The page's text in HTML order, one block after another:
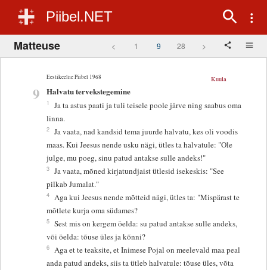
Piibel.NET
Matteuse < 1 9 28 >
Eestikeelne Piibel 1968
9
Kuula
Halvatu tervekstegemine
1
Ja ta astus paati ja tuli teisele poole järve ning saabus oma
linna.
2 Ja vaata, nad kandsid tema juurde halvatu, kes oli voodis
maas. Kui Jeesus nende usku nägi, ütles ta halvatule: "Ole
julge, mu poeg, sinu patud antakse sulle andeks!"
3 Ja vaata, mõned kirjatundjaist ütlesid isekeskis: "See
pilkab Jumalat."
4 Aga kui Jeesus nende mõtteid nägi, ütles ta: "Mispärast te
mõtlete kurja oma südames?
5 Sest mis on kergem öelda: su patud antakse sulle andeks,
või öelda: tõuse üles ja kõnni?
6 Aga et te teaksite, et Inimese Pojal on meelevald maa peal
anda patud andeks, siis ta ütleb halvatule: tõuse üles, võta